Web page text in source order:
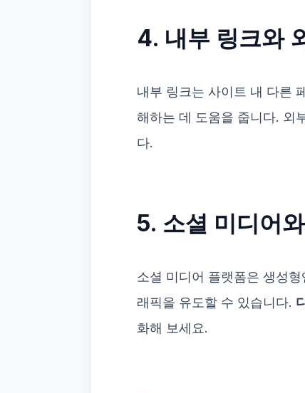
4. 내부 링크와
내부 링크는 사이트 내 다른
해하는 데 도움을 줍니다. 외
다.
5. 소셜 미디어
소셜 미디어 플랫폼은 생성
래픽을 유도할 수 있습니다.
화해 보세요.